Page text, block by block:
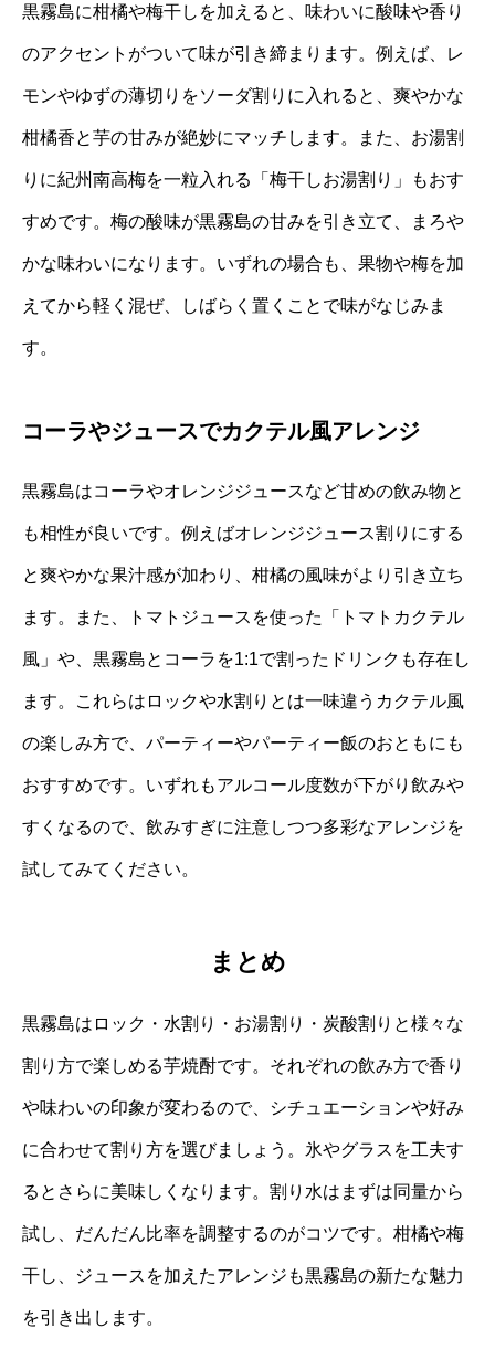
黒霧島に柑橘や梅干しを加えると、味わいに酸味や香り
のアクセントがついて味が引き締まります。例えば、レ
モンやゆずの薄切りをソーダ割りに入れると、爽やかな
柑橘香と芋の甘みが絶妙にマッチします。また、お湯割
りに紀州南高梅を一粒入れる「梅干しお湯割り」もおす
すめです。梅の酸味が黒霧島の甘みを引き立て、まろや
かな味わいになります。いずれの場合も、果物や梅を加
えてから軽く混ぜ、しばらく置くことで味がなじみま
す。
コーラやジュースでカクテル風アレンジ
黒霧島はコーラやオレンジジュースなど甘めの飲み物と
も相性が良いです。例えばオレンジジュース割りにする
と爽やかな果汁感が加わり、柑橘の風味がより引き立ち
ます。また、トマトジュースを使った「トマトカクテル
風」や、黒霧島とコーラを1:1で割ったドリンクも存在し
ます。これらはロックや水割りとは一味違うカクテル風
の楽しみ方で、パーティーやパーティー飯のおともにも
おすすめです。いずれもアルコール度数が下がり飲みや
すくなるので、飲みすぎに注意しつつ多彩なアレンジを
試してみてください。
まとめ
黒霧島はロック・水割り・お湯割り・炭酸割りと様々な
割り方で楽しめる芋焼酎です。それぞれの飲み方で香り
や味わいの印象が変わるので、シチュエーションや好み
に合わせて割り方を選びましょう。氷やグラスを工夫す
るとさらに美味しくなります。割り水はまずは同量から
試し、だんだん比率を調整するのがコツです。柑橘や梅
干し、ジュースを加えたアレンジも黒霧島の新たな魅力
を引き出します。